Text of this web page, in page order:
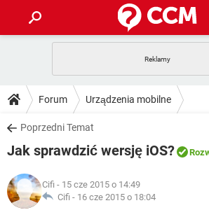
GRY WHATSAPP
SPOTIFY
INSTAGRAM
WINDOWS 10
PORADY
PlayStation TIKTOK
INSTAGRAM
WINDOWS 10
DO POBRANIA
ANDROID TIKTOK
GRY
IOS
FORUM
COVID-19
GRY
ARTYKUŁY
Forum Urządzenia mobilne
Poprzedni Temat
Jak sprawdzić wersję iOS?
Cifi - 15 cze 2015 o 14:49
Cifi - 16 cze 2015 o 18:04